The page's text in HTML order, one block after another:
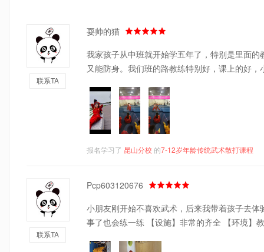
联系TA
耍帅的猫
我家孩子从中班就开始学五年了，特别是里面
又能防身。我们班的路教练特别好，课上的好，
报名学习了 昆山分校 的7-12岁年龄传统武术散打课程
联系TA
Pcp603120676
小朋友刚开始不喜欢武术，后来我带着孩子去
事了也会练一练 【设施】非常的齐全 【环境】